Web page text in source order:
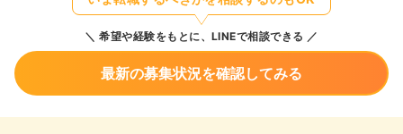
希望や経験をもとに、LINEで相談できる
最新の募集状況を確認してみる